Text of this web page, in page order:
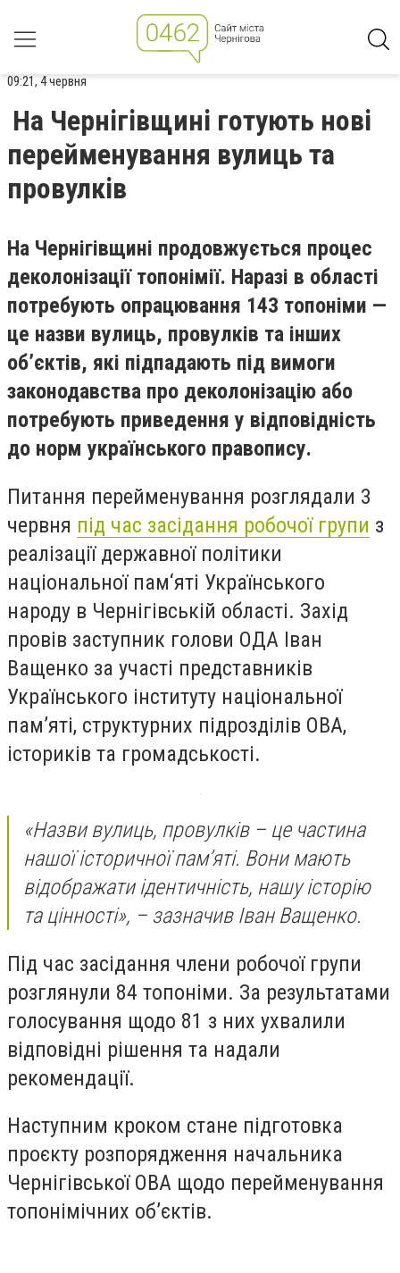
09:21, 4 червня
На Чернігівщині готують нові
перейменування вулиць та
провулків
На Чернігівщині продовжується процес
деколонізації топонімії. Наразі в області
потребують опрацювання 143 топоніми —
це назви вулиць, провулків та інших
об’єктів, які підпадають під вимоги
законодавства про деколонізацію або
потребують приведення у відповідність
до норм українського правопису.
Питання перейменування розглядали 3
червня під час засідання робочої групи з
реалізації державної політики
національної пам‘яті Українського
народу в Чернігівській області. Захід
провів заступник голови ОДА Іван
Ващенко за участі представників
Українського інституту національної
пам’яті, структурних підрозділів ОВА,
істориків та громадськості.
«Назви вулиць, провулків – це частина
нашої історичної пам’яті. Вони мають
відображати ідентичність, нашу історію
та цінності», – зазначив Іван Ващенко.
Під час засідання члени робочої групи
розглянули 84 топоніми. За результатами
голосування щодо 81 з них ухвалили
відповідні рішення та надали
рекомендації.
Наступним кроком стане підготовка
проєкту розпорядження начальника
Чернігівської ОВА щодо перейменування
топонімічних об’єктів.